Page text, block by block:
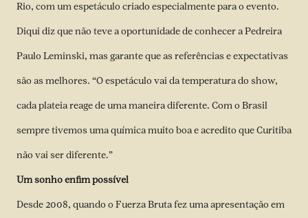
Rio, com um espetáculo criado especialmente para o evento.
Diqui diz que não teve a oportunidade de conhecer a Pedreira
Paulo Leminski, mas garante que as referências e expectativas
são as melhores. “O espetáculo vai da temperatura do show,
cada plateia reage de uma maneira diferente. Com o Brasil
sempre tivemos uma química muito boa e acredito que Curitiba
não vai ser diferente.”
Um sonho enfim possível
Desde 2008, quando o Fuerza Bruta fez uma apresentação em